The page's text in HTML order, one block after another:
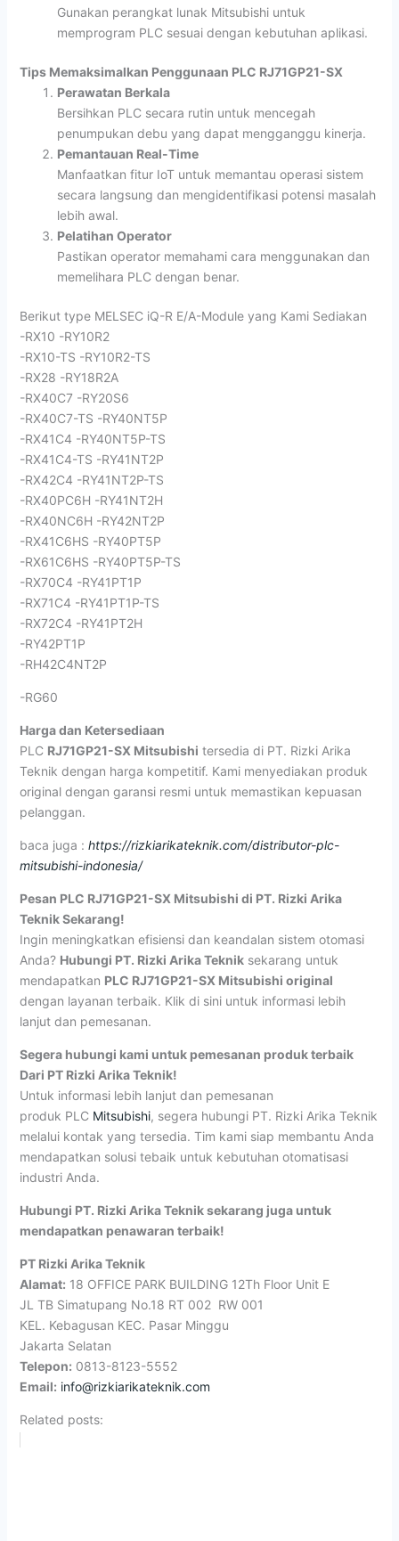
Gunakan perangkat lunak Mitsubishi untuk
memprogram PLC sesuai dengan kebutuhan aplikasi.
Tips Memaksimalkan Penggunaan PLC RJ71GP21-SX
Perawatan Berkala
Bersihkan PLC secara rutin untuk mencegah
penumpukan debu yang dapat mengganggu kinerja.
Pemantauan Real-Time
Manfaatkan fitur IoT untuk memantau operasi sistem
secara langsung dan mengidentifikasi potensi masalah
lebih awal.
Pelatihan Operator
Pastikan operator memahami cara menggunakan dan
memelihara PLC dengan benar.
Berikut type MELSEC iQ-R E/A-Module yang Kami Sediakan
-RX10 -RY10R2
-RX10-TS -RY10R2-TS
-RX28 -RY18R2A
-RX40C7 -RY20S6
-RX40C7-TS -RY40NT5P
-RX41C4 -RY40NT5P-TS
-RX41C4-TS -RY41NT2P
-RX42C4 -RY41NT2P-TS
-RX40PC6H -RY41NT2H
-RX40NC6H -RY42NT2P
-RX41C6HS -RY40PT5P
-RX61C6HS -RY40PT5P-TS
-RX70C4 -RY41PT1P
-RX71C4 -RY41PT1P-TS
-RX72C4 -RY41PT2H
-RY42PT1P
-RH42C4NT2P
-RG60
Harga dan Ketersediaan
PLC RJ71GP21-SX Mitsubishi tersedia di PT. Rizki Arika
Teknik dengan harga kompetitif. Kami menyediakan produk
original dengan garansi resmi untuk memastikan kepuasan
pelanggan.
baca juga : https://rizkiarikateknik.com/distributor-plc-
mitsubishi-indonesia/
Pesan PLC RJ71GP21-SX Mitsubishi di PT. Rizki Arika
Teknik Sekarang!
Ingin meningkatkan efisiensi dan keandalan sistem otomasi
Anda? Hubungi PT. Rizki Arika Tekniksekarang untuk
mendapatkan PLC RJ71GP21-SX Mitsubishi original
dengan layanan terbaik. Klik di sini untuk informasi lebih
lanjut dan pemesanan.
Segera hubungi kami untuk pemesanan produk terbaik
Dari PT Rizki Arika Teknik!
Untuk informasi lebih lanjut dan pemesanan
produk PLC Mitsubishi, segera hubungi PT. Rizki Arika Teknik
melalui kontak yang tersedia. Tim kami siap membantu Anda
mendapatkan solusi tebaik untuk kebutuhan otomatisasi
industri Anda.
Hubungi PT. Rizki Arika Teknik sekarang juga untuk
mendapatkan penawaran terbaik!
PT Rizki Arika Teknik
Alamat: 18 OFFICE PARK BUILDING 12Th Floor Unit E
JL TB Simatupang No.18 RT 002 RW 001
KEL. Kebagusan KEC. Pasar Minggu
Jakarta Selatan
Telepon: 0813-8123-5552
Email: info@rizkiarikateknik.com
Related posts: